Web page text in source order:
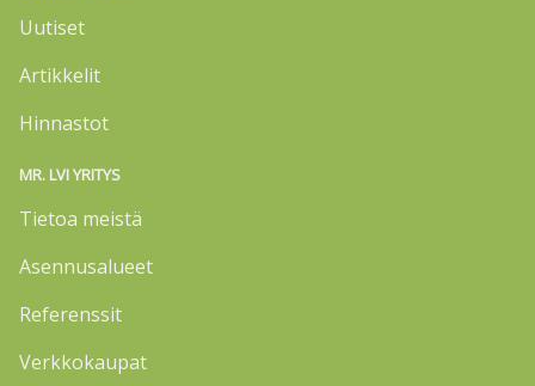
Uutiset
Artikkelit
Hinnastot
MR. LVI YRITYS
Tietoa meistä
Asennusalueet
Referenssit
Verkkokaupat